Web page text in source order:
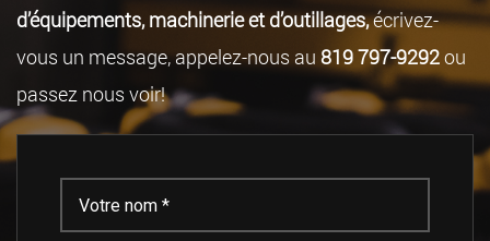
d’équipements, machinerie et d’outillages,écrivez-
vous un message, appelez-nous au 819 797-9292ou
passez nous voir!